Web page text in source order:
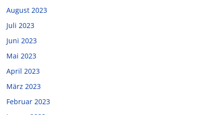
August 2023
Juli 2023
Juni 2023
Mai 2023
April 2023
März 2023
Februar 2023